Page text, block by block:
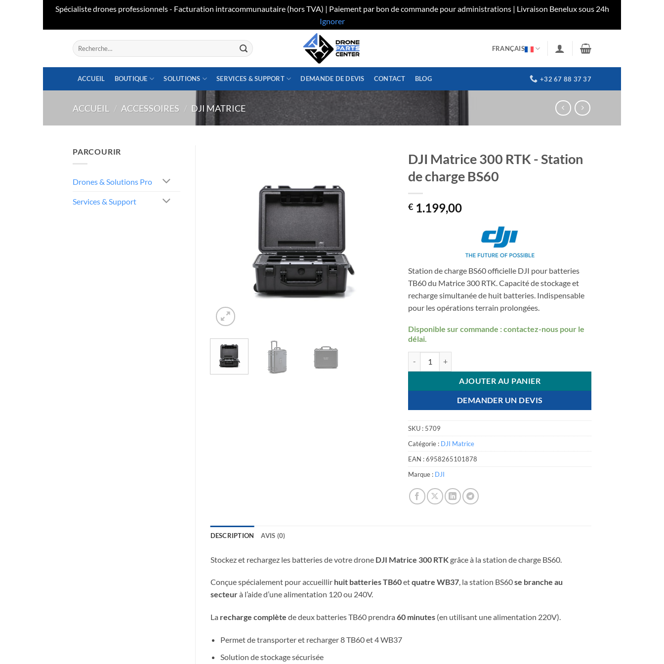
Spécialiste drones professionnels - Facturation intracommunautaire (hors TVA) | Paiement par bon de commande pour administrations | Livraison Benelux sous 24h
Ignorer
Recherche
pour :
FRANÇAIS
ACCUEIL BOUTIQUE SOLUTIONS SERVICES & SUPPORT DEMANDE DE DEVIS CONTACT BLOG +32 67 88 37 37
ACCUEIL / ACCESSOIRES / DJI MATRICE
PARCOURIR
Drones & Solutions Pro
Services & Support
DJI Matrice 300 RTK - Station
de charge BS60
€ 1.199,00
Station de charge BS60 officielle DJI pour batteries
TB60 du Matrice 300 RTK. Capacité de stockage et
recharge simultanée de huit batteries. Indispensable
pour les opérations terrain prolongées.
Disponible sur commande : contactez-nous pour le
délai.
AJOUTER AU PANIER
DEMANDER UN DEVIS
SKU : 5709
Catégorie : DJI Matrice
EAN :6958265101878
Marque : DJI
DESCRIPTION AVIS (0)
Stockez et rechargez les batteries de votre drone DJI Matrice 300 RTKgrâce à la station de charge BS60.
Conçue spécialement pour accueillir huit batteries TB60etquatre WB37, la station BS60se branche au
secteurà l’aide d’une alimentation 120 ou 240V.
La recharge complète de deux batteries TB60 prendra 60 minutes(en utilisant une alimentation 220V).
Permet de transporter et recharger 8 TB60 et 4 WB37
Solution de stockage sécurisée